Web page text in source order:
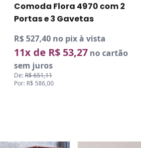
Comoda Flora 4970 com 2
Portas e 3 Gavetas
R$ 527,40 no pix à vista
11x de R$ 53,27 no cartão
sem juros
De:R$ 651,11
Por: R$ 586,00